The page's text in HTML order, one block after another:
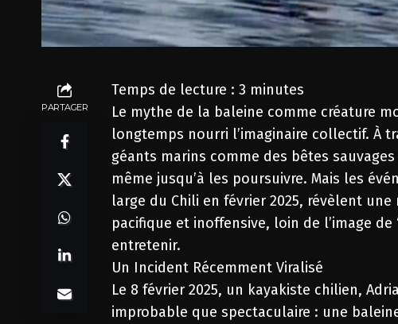
PARTAGER
Temps de lecture :3 minutes
Le mythe de la baleine comme créature
longtemps nourri l’imaginaire collectif. À
géants marins comme des bêtes
même jusqu’à les poursuivre. Mais les
large du Chili en février 2025, révèlent
pacifique et inoffensive, loin de l’image
entretenir.
Un Incident Récemment Viralisé
Le 8 février 2025, un kayakiste chilien,
improbable que spectaculaire : une